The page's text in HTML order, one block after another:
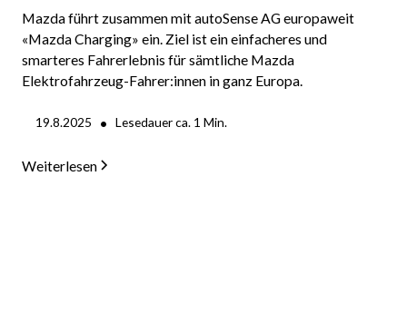
Mazda führt zusammen mit autoSense AG europaweit
«Mazda Charging» ein. Ziel ist ein einfacheres und
smarteres Fahrerlebnis für sämtliche Mazda
Elektrofahrzeug-Fahrer:innen in ganz Europa.
19.8.2025 • Lesedauer ca. 1 Min.
Weiterlesen